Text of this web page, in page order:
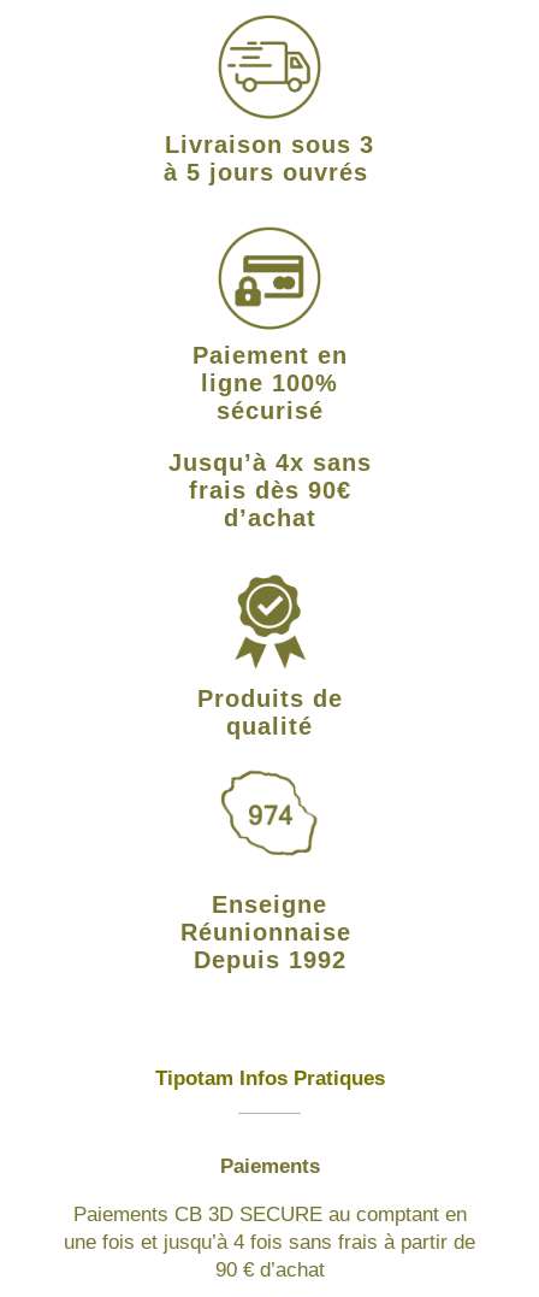
Livraison sous 3
à 5 jours ouvrés
Paiement en
ligne 100%
sécurisé
Jusqu’à 4x sans
frais dès 90€
d’achat
Produits de
qualité
Enseigne
Réunionnaise
Depuis 1992
Tipotam Infos Pratiques
Paiements
Paiements CB 3D SECURE au comptant en
une fois et jusqu’à 4 fois sans frais à partir de
90 € d’achat